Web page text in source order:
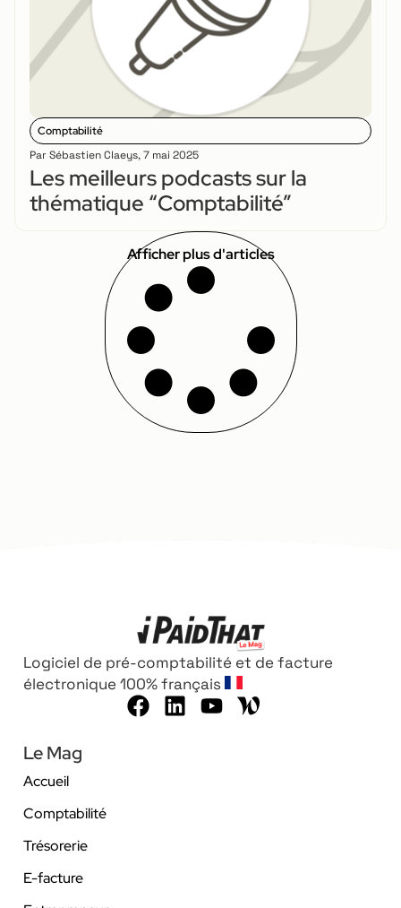
Comptabilité
Par Sébastien Claeys,7 mai 2025
Les meilleurs podcasts sur la
thématique “Comptabilité”
Afficher plus d'articles
Logiciel de pré-comptabilité et de facture
électronique 100% français
Le Mag
Accueil
Comptabilité
Trésorerie
E-facture